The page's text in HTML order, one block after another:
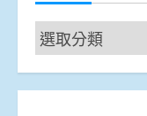
新
聞
分